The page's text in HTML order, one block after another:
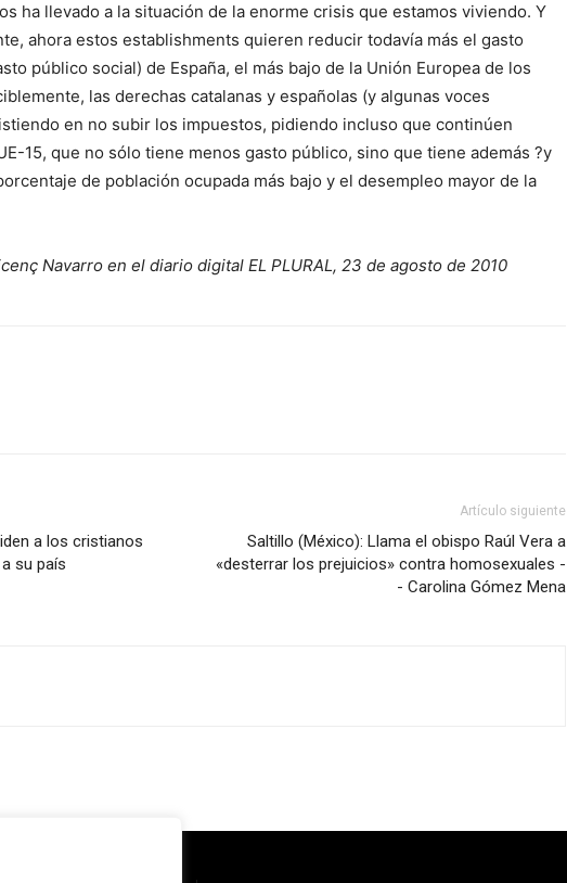
ha llevado a la situación de la enorme crisis que estamos viviendo. Y
ahora estos establishments quieren reducir todavía más el gasto
público social) de España, el más bajo de la Unión Europea de los
las derechas catalanas y españolas (y algunas voces
en no subir los impuestos, pidiendo incluso que continúen
15, que no sólo tiene menos gasto público, sino que tiene además ?y
de población ocupada más bajo y el desempleo mayor de la
Navarro en el diario digital EL PLURAL, 23 de agosto de 2010
a los cristianos
su país
Artículo siguiente
Saltillo (México): Llama el obispo Raúl Vera a
«desterrar los prejuicios» contra homosexuales -
- Carolina Gómez Mena